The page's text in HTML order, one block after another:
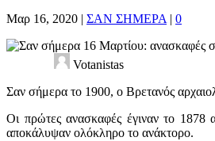
Μαρ 16, 2020 | ΣΑΝ ΣΗΜΕΡΑ | 0
Votanistas
Σαν σήμερα το 1900, ο Βρετανός
Οι πρώτες ανασκαφές έγιναν το
αποκάλυψαν ολόκληρο το ανάκτορο.